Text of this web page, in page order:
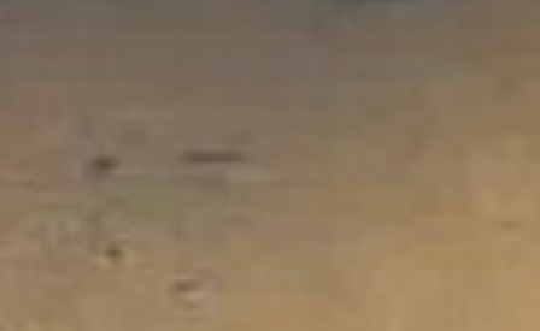
BROCHURES TOURISTIQUES